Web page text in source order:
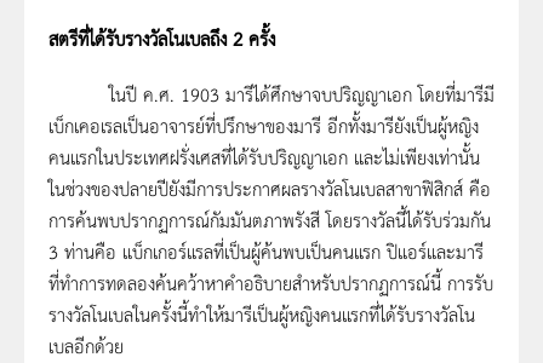
สตรีที่ได้รับรางวัลโนเบลถึง2 ครั้ง
ในปี ค.ศ. 1903 มารีได้ศึกษาจบปริญญาเอก โดยที่มารีมี
เบ็กเคอเรลเป็นอาจารย์ที่ปรึกษาของมารี อีกทั้งมารียังเป็นผู้หญิง
คนแรกในประเทศฝรั่งเศสที่ได้รับปริญญาเอก และไม่เพียงเท่านั้น
ในช่วงของปลายปียังมีการประกาศผลรางวัลโนเบลสาขาฟิสิกส์ คือ
การค้นพบปรากฏการณ์กัมมันตภาพรังสี โดยรางวัลนี้ได้รับร่วมกัน
3 ท่านคือ แบ็กเกอร์แรลที่เป็นผู้ค้นพบเป็นคนแรก ปิแอร์และมารี
ที่ทำการทดลองค้นคว้าหาคำอธิบายสำหรับปรากฏการณ์นี้ การรับ
รางวัลโนเบลในครั้งนี้ทำให้มารีเป็นผู้หญิงคนแรกที่ได้รับรางวัลโน
เบลอีกด้วย